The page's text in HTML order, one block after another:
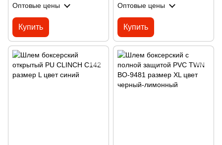
Оптовые цены
Купить
Оптовые цены
Купить